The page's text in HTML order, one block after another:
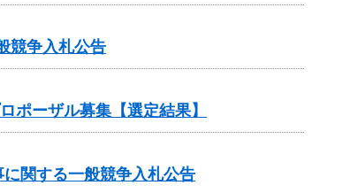
競争入札公告
ポーザル募集【選定結果】
関する一般競争入札公告